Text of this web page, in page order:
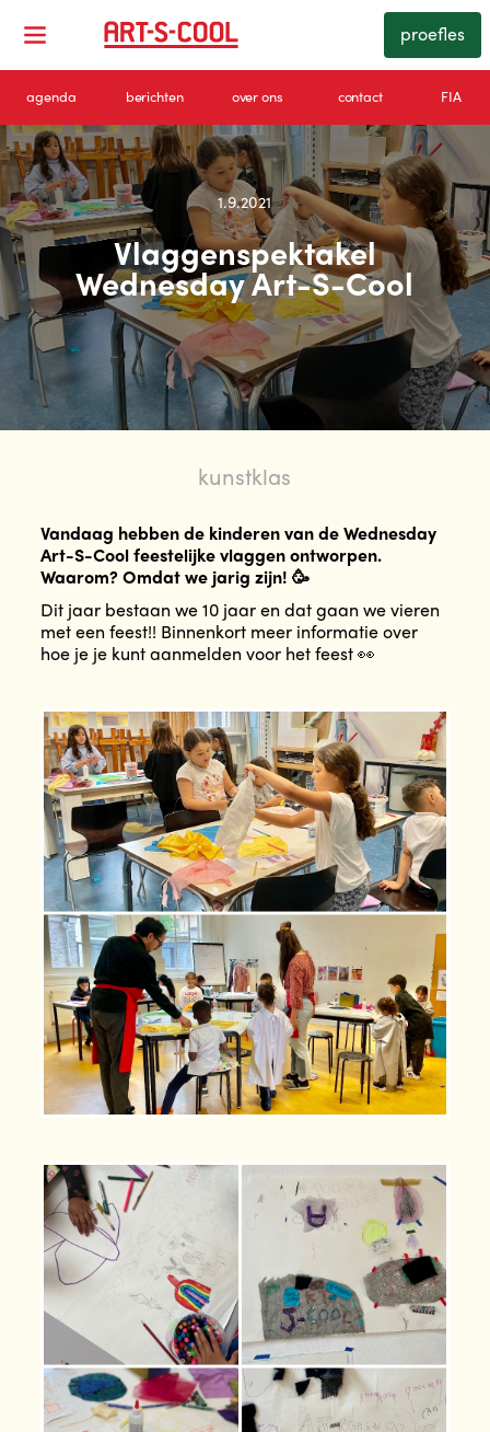
proefles
agenda berichten over ons contact FIA
1.9.2021
Vlaggenspektakel
Wednesday Art-S-Cool
kunstklas
Vandaag hebben de kinderen van de Wednesday
Art-S-Cool feestelijke vlaggen ontworpen.
Waarom? Omdat we jarig zijn! 🥳
Dit jaar bestaan we 10 jaar en dat gaan we vieren
met een feest!! Binnenkort meer informatie over
hoe je je kunt aanmelden voor het feest 👀